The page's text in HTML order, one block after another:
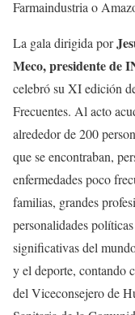
Farmaindustria o
La gala dirigida por
Meco, presidente de
celebró su XI edición
Frecuentes. Al acto
alrededor de 200
que se encontraban,
enfermedades poco
familias, grandes
personalidades
significativas del
y el deporte, contando
del Viceconsejero de